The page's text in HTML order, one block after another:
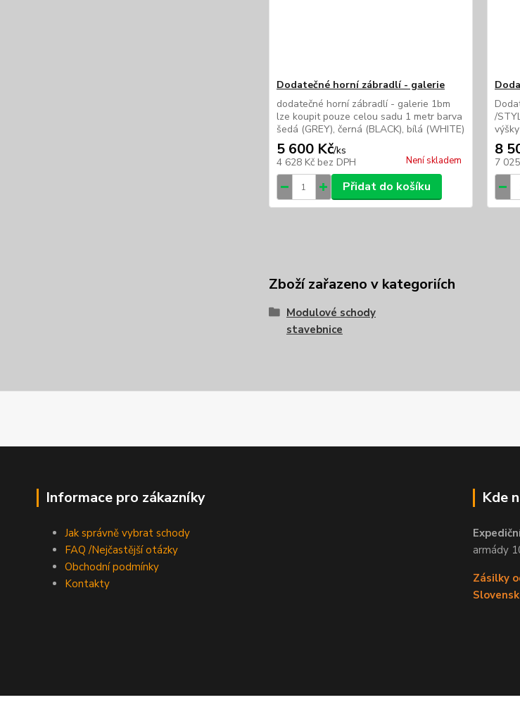
Dodatečné horní zábradlí - galerie
dodatečné horní zábradlí - galerie 1bm
lze koupit pouze celou sadu 1 metr barva
šedá (GREY), černá (BLACK), bílá (WHITE)
5 600 Kč/ks
4 628 Kč bez DPH Není skladem
Přidat do košíku
/
8
7
Zboží zařazeno v kategoriích
Modulové schody
stavebnice
Informace pro zákazníky
Jak správně vybrat schody
FAQ /Nejčastější otázky
Obchodní podmínky
Kontakty
Kde
armády
Zásilky